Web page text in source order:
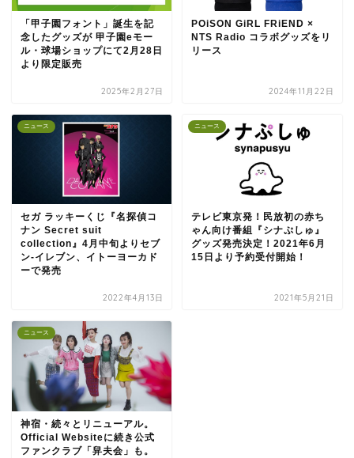
「甲子園フォント」誕生を記
念したグッズが 甲子園eモー
ル・球場ショップにて2月28日
より限定販売
2025年2月27日
POiSON GiRL FRiEND ×
NTS Radio コラボグッズをリ
リース
2024年11月22日
ニュース
セガ ラッキーくじ『名探偵コ
ナン Secret suit
collection』4月中旬よりセブ
ン-イレブン、イトーヨーカド
ーで発売
2022年4月13日
ニュース
テレビ東京発！民放初の赤ち
ゃん向け番組『シナぷしゅ』
グッズ発売決定！2021年6月
15日より予約受付開始！
2021年5月21日
ニュース
神宿・続々とリニューアル。
Official Websiteに続き公式
ファンクラブ「舁夫会」も。